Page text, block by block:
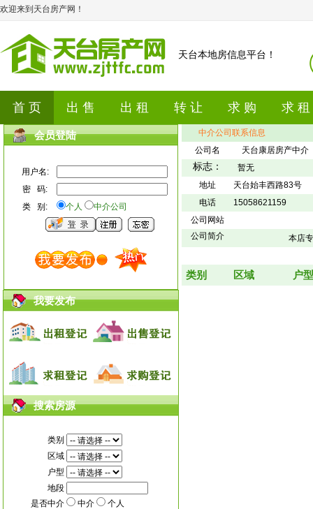
欢迎来到天台房产网！
天台本地房信息平台！
首 页 出 售 出 租 转 让 求 购 求 租
会员登陆
用户名:
密 码:
类 别:
个人 中介公司
我要发布
搜索房源
类别
区域
户型
地段
是否中介
中介 个人
中介公司联系信息
公司名
天台康居房产中介
标志：
暂无
地址
天台始丰西路83号
电话
15058621159
公司网站
公司简介
本店
类别 区域 户型